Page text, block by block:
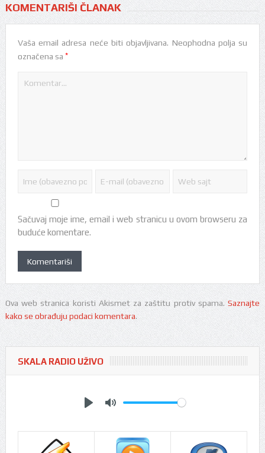
KOMENTARIŠI ČLANAK
Vaša email adresa neće biti objavljivana. Neophodna polja su
označena sa *
Sačuvaj moje ime, email i web stranicu u ovom browseru za
buduće komentare.
Ova web stranica koristi Akismet za zaštitu protiv spama.Saznajte
kako se obrađuju podaci komentara.
SKALA RADIO UŽIVO